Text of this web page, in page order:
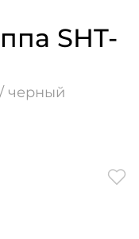
SHT-
черный